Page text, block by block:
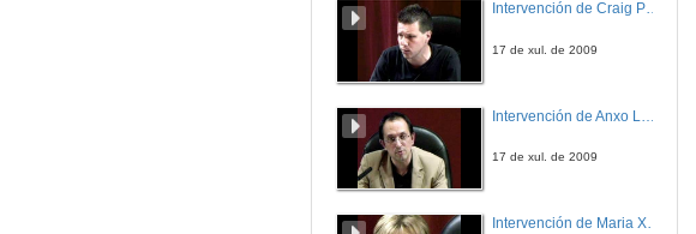
30 de set. de 2016
Intervención de Craig Patterson
17 de xul. de 2009
17 de xul. de 2009
Intervención de Maria Xosé